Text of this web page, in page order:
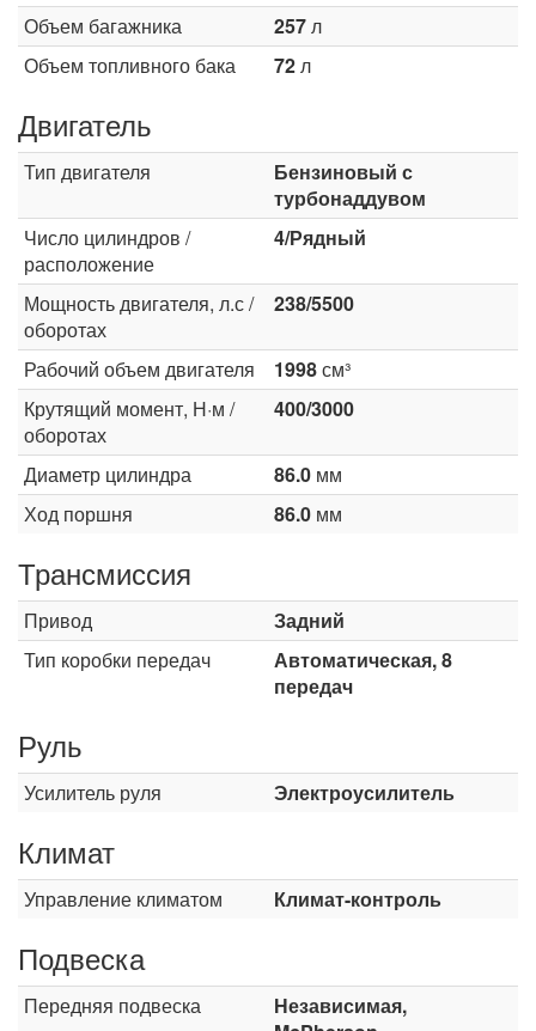
Объем багажника 257л
Объем топливного бака
72л
Двигатель
Тип двигателя
Бензиновый с
турбонаддувом
Число цилиндров /
расположение
4/Рядный
Мощность двигателя, л.с /
оборотах
238/5500
Рабочий объем двигателя 1998см³
Крутящий момент, Н·м /
оборотах
400/3000
Диаметр цилиндра 86.0 мм
Ход поршня
86.0 мм
Трансмиссия
Привод
Задний
Тип коробки передач
Автоматическая, 8
передач
Руль
Усилитель руля Электроусилитель
Климат
Управление климатом Климат-контроль
Подвеска
Передняя подвеска
Независимая,